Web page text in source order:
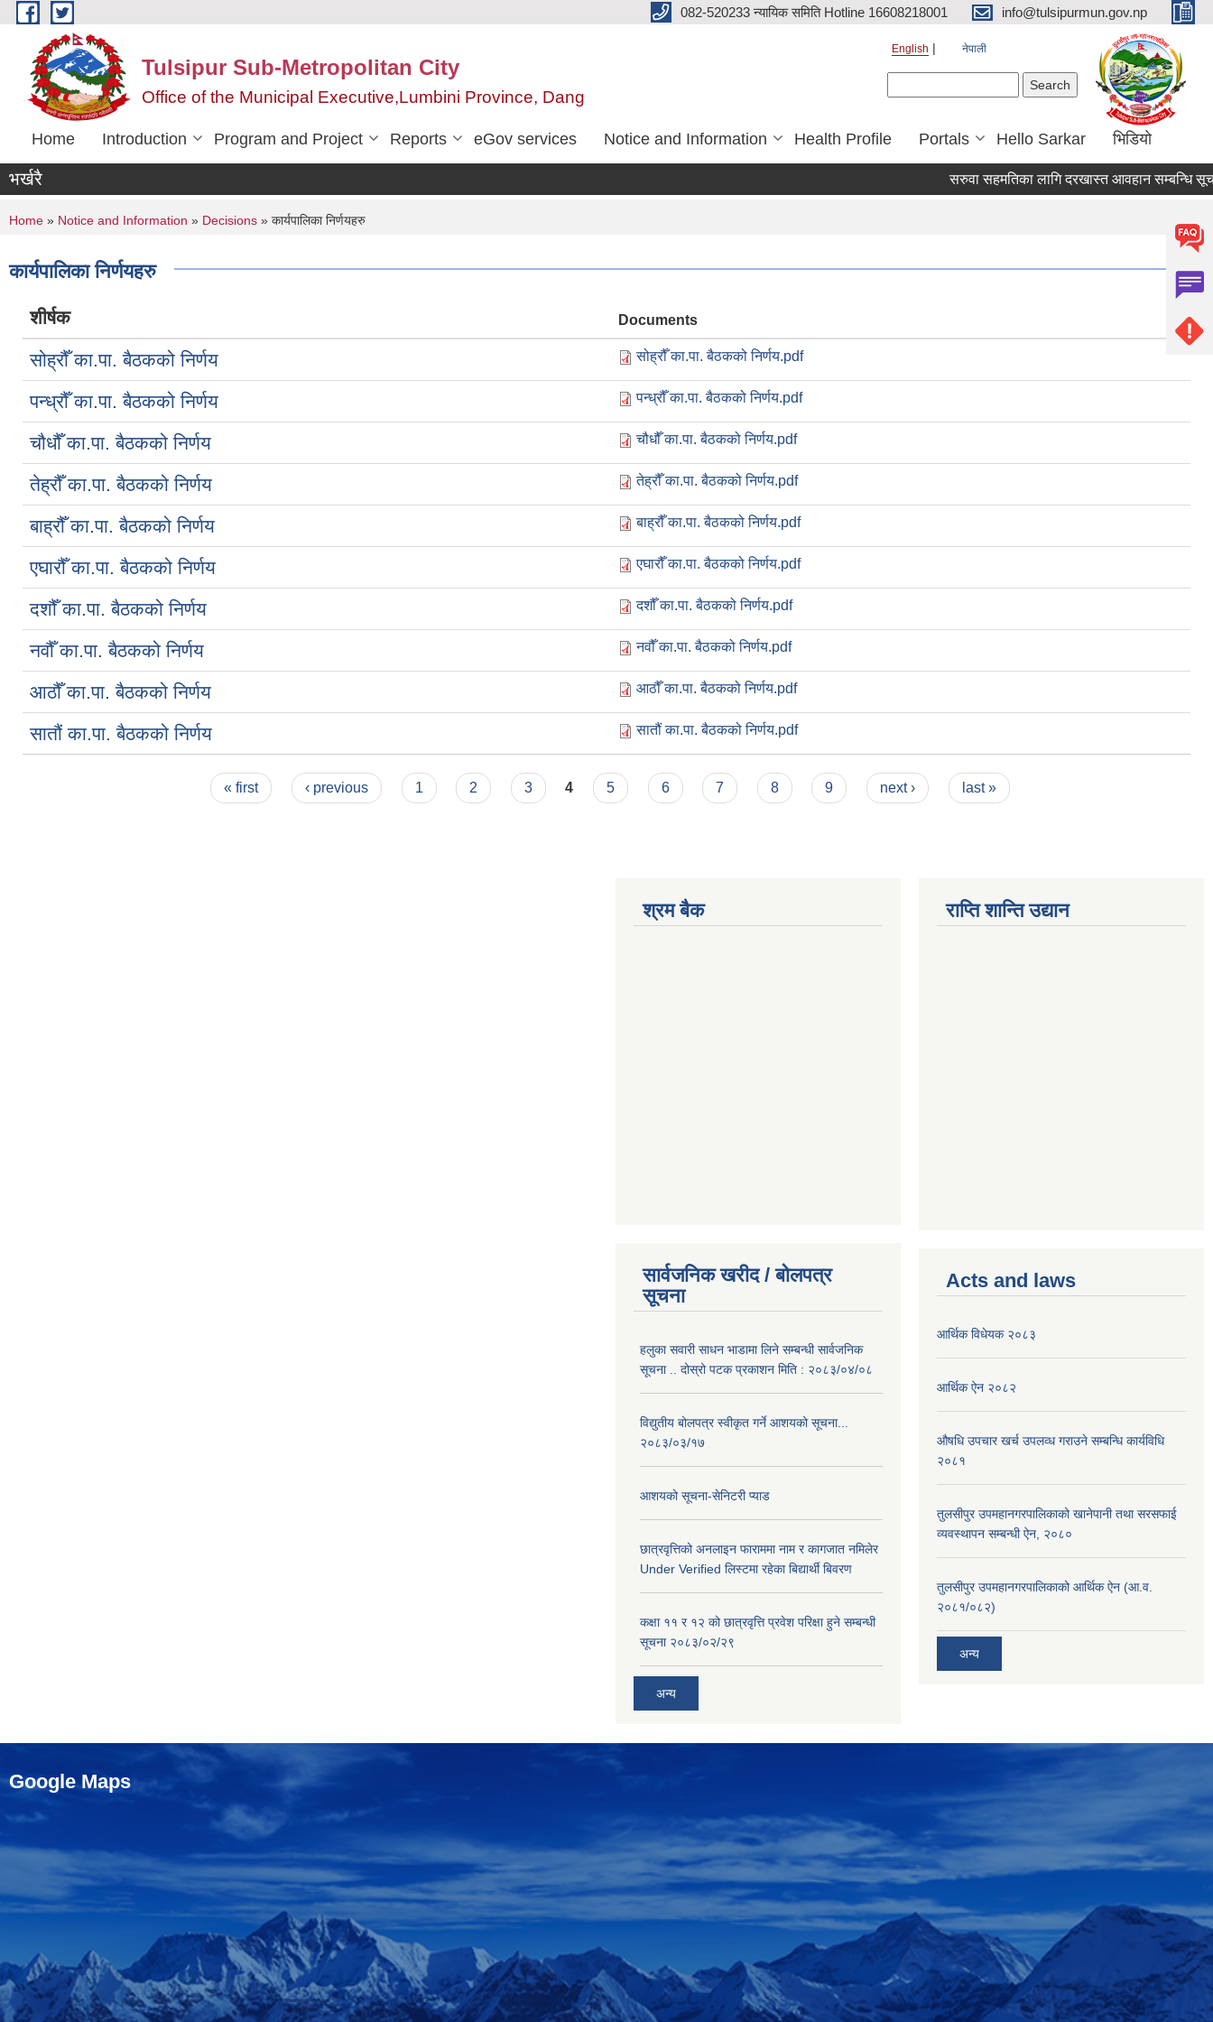
Skip to main content 082-520233 न्यायिक समिति Hotline 16608218001 info@tulsipurmun.gov.np
Tulsipur Sub-Metropolitan City
Office of the Municipal Executive,Lumbini Province, Dang
English नेपाली
Home Introduction Program and Project Reports eGov services Notice and Information Health Profile Portals Hello Sarkar भिडियो
भर्खरै सरुवा सहमतिका लागि दरखास्त आवहान सम्बन्धि सूचना
You are here
Home » Notice and Information » Decisions » कार्यपालिका निर्णयहरु
कार्यपालिका निर्णयहरु
शीर्षक Documents
सोह्रौँ का.पा. बैठकको निर्णय सोह्रौँ का.पा. बैठकको निर्णय.pdf
पन्ध्रौँ का.पा. बैठकको निर्णय पन्ध्रौँ का.पा. बैठकको निर्णय.pdf
चौधौँ का.पा. बैठकको निर्णय चौधौँ का.पा. बैठकको निर्णय.pdf
तेह्रौँ का.पा. बैठकको निर्णय तेह्रौँ का.पा. बैठकको निर्णय.pdf
बाह्रौँ का.पा. बैठकको निर्णय बाह्रौँ का.पा. बैठकको निर्णय.pdf
एघारौँ का.पा. बैठकको निर्णय एघारौँ का.पा. बैठकको निर्णय.pdf
दशौँ का.पा. बैठकको निर्णय दशौँ का.पा. बैठकको निर्णय.pdf
नवौँ का.पा. बैठकको निर्णय नवौँ का.पा. बैठकको निर्णय.pdf
आठौँ का.पा. बैठकको निर्णय आठौँ का.पा. बैठकको निर्णय.pdf
सातौं का.पा. बैठकको निर्णय सातौं का.पा. बैठकको निर्णय.pdf
« first ‹ previous 1 2 3 4 5 6 7 8 9 next › last »
श्रम बैक
सार्वजनिक खरीद / बोलपत्र
सूचना
हलुका सवारी साधन भाडामा लिने सम्बन्धी सार्वजनिक
सूचना .. दोस्रो पटक प्रकाशन मिति : २०८३/०४/०८
विद्युतीय बोलपत्र स्वीकृत गर्ने आशयको सूचना...
२०८३/०३/१७
आशयको सूचना-सेनिटरी प्याड
छात्रवृत्तिको अनलाइन फाराममा नाम र कागजात नमिलेर
Under Verified लिस्टमा रहेका बिद्यार्थी बिवरण
कक्षा ११ र १२ को छात्रवृत्ति प्रवेश परिक्षा हुने सम्बन्धी
सूचना २०८३/०२/२९
अन्य
राप्ति शान्ति उद्यान
Acts and laws
आर्थिक विधेयक २०८३
आर्थिक ऐन २०८२
औषधि उपचार खर्च उपलव्ध गराउने सम्बन्धि कार्यविधि
२०८१
तुलसीपुर उपमहानगरपालिकाको खानेपानी तथा सरसफाई
व्यवस्थापन सम्बन्धी ऐन, २०८०
तुलसीपुर उपमहानगरपालिकाको आर्थिक ऐन (आ.व.
२०८१/०८२)
अन्य
Google Maps